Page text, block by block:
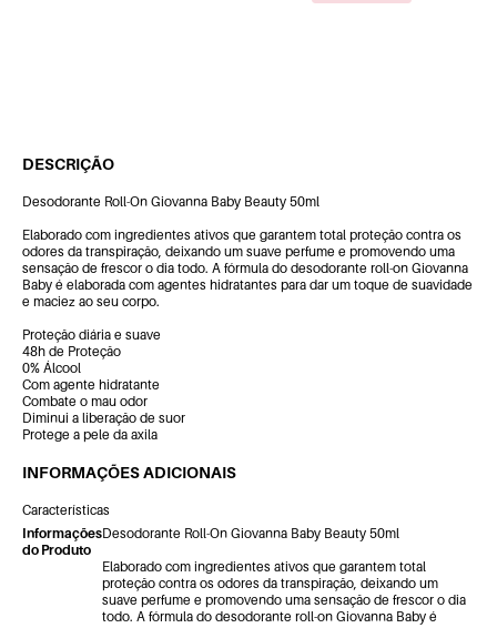
DESCRIÇÃO
Desodorante Roll-On Giovanna Baby Beauty 50ml
Elaborado com ingredientes ativos que garantem total proteção contra os
odores da transpiração, deixando um suave perfume e promovendo uma
sensação de frescor o dia todo. A fórmula do desodorante roll-on Giovanna
Baby é elaborada com agentes hidratantes para dar um toque de suavidade
e maciez ao seu corpo.
Proteção diária e suave
48h de Proteção
0% Álcool
Com agente hidratante
Combate o mau odor
Diminui a liberação de suor
Protege a pele da axila
INFORMAÇÕES ADICIONAIS
Características
Informações
do Produto
Desodorante Roll-On Giovanna Baby Beauty 50ml
Elaborado com ingredientes ativos que garantem total
proteção contra os odores da transpiração, deixando um
suave perfume e promovendo uma sensação de frescor o dia
todo. A fórmula do desodorante roll-on Giovanna Baby é